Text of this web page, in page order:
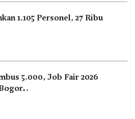
1.105 Personel, 27 Ribu
5.000, Job Fair 2026